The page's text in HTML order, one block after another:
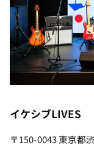
イケシブLIVES
〒150-0043 東京都